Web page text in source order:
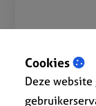
Cookies
Deze